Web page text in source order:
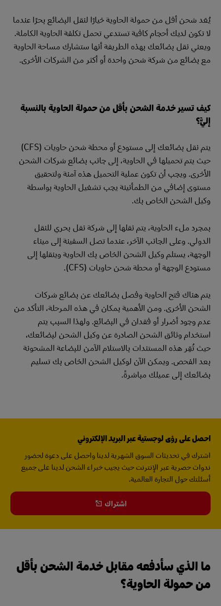
يُعَد شحن أقل من حمولة الحاوية خيارًا لنقل البضائع بحرًا عندما
لا تكون لديك أحجام كافية تستدعي تحمل تكلفة الحاوية الكاملة.
ويعني نقل بضائعك بهذه الطريقة أنها ستشارك مساحة الحاوية
مع بضائع من شركة شحن واحدة أو أكثر من الشركات الأخرى.
كيف تسير خدمة الشحن بأقل من حمولة الحاوية بالنسبة
إليَّ؟
يتم نقل بضائعك إلى مستودع أو محطة شحن حاويات (CFS)
حيث يتم تحميلها في الحاوية، إلى جانب بضائع شركات الشحن
الأخرى. ويجب أن تكون عملية التحميل هذه آمنة ولتحقيق
مستوى إضافي من الطمأنينة يجب تشغيل الحاوية بواسطة
وكيل الشحن الخاص بك.
بمجرد ملء الحاوية، يتم نقلها إلى شركة نقل بحري للنقل
الدولي. وعلى الجانب الآخر، عندما تصل السفينة إلى ميناء
الوجهة، يستلم وكيل الشحن الخاص بك الحاوية وينقلها إلى
مستودع الوجهة أو محطة شحن حاويات (CFS).
يتم هناك فتح الحاوية وفصل بضائعك عن بضائع شركات
الشحن الأخرى. ومن الأهمية بمكان في هذه المرحلة، التأكد من
عدم وجود أضرار أو فقدان في البضائع. ولهذا السبب يتم
استخدام وثائق الشحن الصادرة عن وكيل الشحن لبضائعك،
حيث تُقِر هذه المستندات بالاستلام الآمن للبضاعة المشحونة
بعد الفحص. ويمكن الآن لوكيل الشحن الخاص بك تسليم
بضائعك إلى عميلك مباشرةً.
احصل على رؤى لوجستية عبر البريد الإلكتروني
اشترك في تحديثات السوق الشهرية لدينا واحصل على دعوة لحضور
ندوات حصرية عبر الإنترنت حيث يجيب خبراء الشحن لدينا على جميع
أسئلتك حول التجارة العالمية.
اشتراك
ما الذي سأدفعه مقابل خدمة الشحن بأقل
من حمولة الحاوية؟